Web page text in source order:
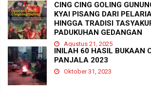
CING CING GOLING
KYAI PISANG DARI
HINGGA TRADISI
PADUKUHAN GEDANGAN
Agustus 21, 2025
INILAH 60 HASIL BUKAAN
PANJALA 2023
Oktober 31, 2023